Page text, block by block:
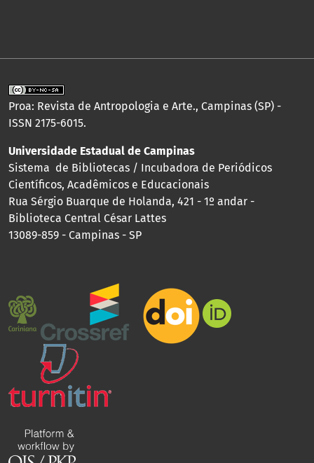
Proa: Revista de Antropologia e Arte., Campinas (SP) -
ISSN 2175-6015.
Universidade Estadual de Campinas
Sistema de Bibliotecas / Incubadora de Periódicos
Científicos, Acadêmicos e Educacionais
Rua Sérgio Buarque de Holanda, 421 - 1º andar -
Biblioteca Central César Lattes
13089-859 - Campinas - SP